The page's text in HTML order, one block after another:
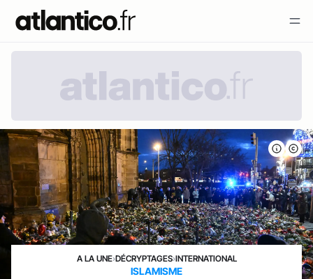
A LA UNE›DÉCRYPTAGES›INTERNATIONAL
ISLAMISME